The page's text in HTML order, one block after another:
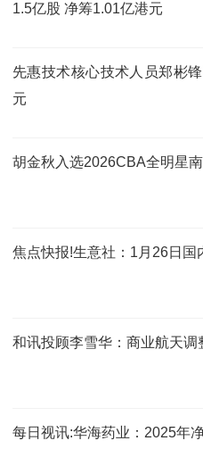
1.5亿股 净筹1.01亿港元
先惠技术核心技术人员郑彬
元
胡金秋入选2026CBA全明星
焦点快报!生意社：1月26日国
和讯投顾李雪华：商业航天调
每日视讯:华海药业：2025年